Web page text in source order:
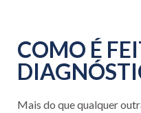
COMO É
Mais do que qualquer